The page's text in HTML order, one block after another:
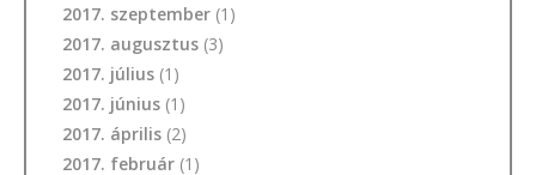
2017. szeptember (1)
2017. augusztus (3)
2017. július (1)
2017. június (1)
2017. április (2)
2017. február (1)